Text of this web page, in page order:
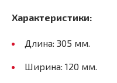
Характеристики:
Длина: 305 мм.
Ширина: 120 мм.